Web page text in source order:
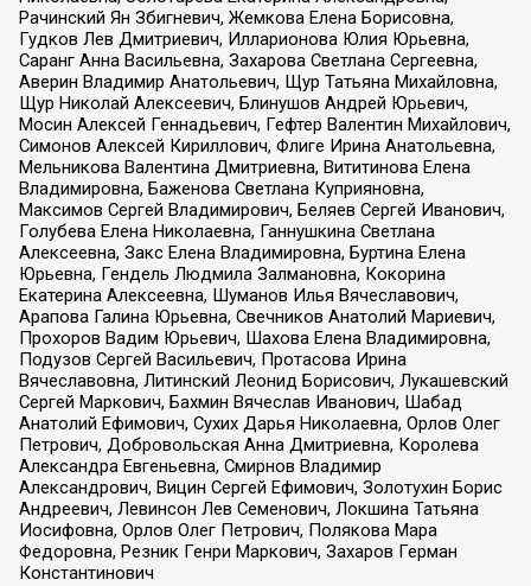
Рачинский Ян Збигневич, Жемкова Елена Борисовна,
Гудков Лев Дмитриевич, Илларионова Юлия Юрьевна,
Саранг Анна Васильевна, Захарова Светлана Сергеевна,
Аверин Владимир Анатольевич, Щур Татьяна Михайловна,
Щур Николай Алексеевич, Блинушов Андрей Юрьевич,
Мосин Алексей Геннадьевич, Гефтер Валентин Михайлович,
Симонов Алексей Кириллович, Флиге Ирина Анатольевна,
Мельникова Валентина Дмитриевна, Вититинова Елена
Владимировна, Баженова Светлана Куприяновна,
Максимов Сергей Владимирович, Беляев Сергей Иванович,
Голубева Елена Николаевна, Ганнушкина Светлана
Алексеевна, Закс Елена Владимировна, Буртина Елена
Юрьевна, Гендель Людмила Залмановна, Кокорина
Екатерина Алексеевна, Шуманов Илья Вячеславович,
Арапова Галина Юрьевна, Свечников Анатолий Мариевич,
Прохоров Вадим Юрьевич, Шахова Елена Владимировна,
Подузов Сергей Васильевич, Протасова Ирина
Вячеславовна, Литинский Леонид Борисович, Лукашевский
Сергей Маркович, Бахмин Вячеслав Иванович, Шабад
Анатолий Ефимович, Сухих Дарья Николаевна, Орлов Олег
Петрович, Добровольская Анна Дмитриевна, Королева
Александра Евгеньевна, Смирнов Владимир
Александрович, Вицин Сергей Ефимович, Золотухин Борис
Андреевич, Левинсон Лев Семенович, Локшина Татьяна
Иосифовна, Орлов Олег Петрович, Полякова Мара
Федоровна, Резник Генри Маркович, Захаров Герман
Константинович